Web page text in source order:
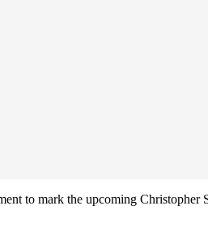
to mark the upcoming Christopher